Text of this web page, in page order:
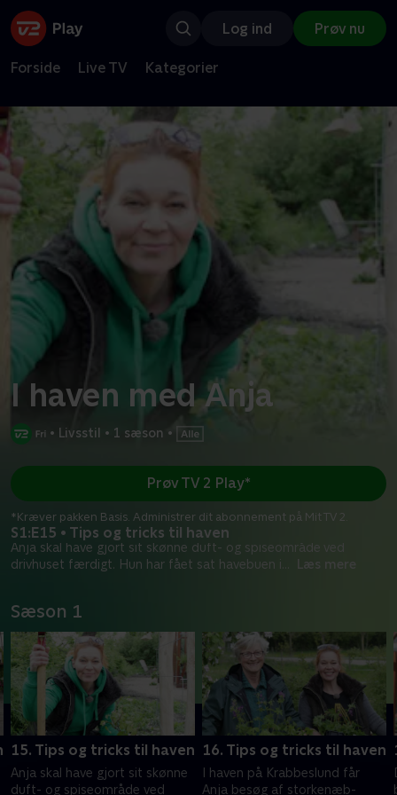
Log ind Prøv nu
Forside Live TV Kategorier
I haven med Anja
• Livsstil • 1 sæson •
S1:E15 • Tips og tricks til haven
Anja skal have gjort sit skønne duft- og spiseområde ved
drivhuset færdigt. Hun har fået sat havebuen i
Læs mere
Prøv TV 2 Play*
*Kræver pakken Basis. Administrer dit abonnement på Mit TV 2.
Sæson 1
15. Tips og tricks til haven
Anja skal have gjort sit skønne
duft- og spiseområde ved
16. Tips og tricks til haven
I haven på Krabbeslund får
Anja besøg af storkenæb-